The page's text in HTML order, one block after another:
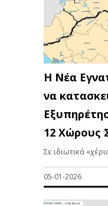
Η Νέα
να
12 Χώρους
Σε ιδιωτικά
05-01-2026